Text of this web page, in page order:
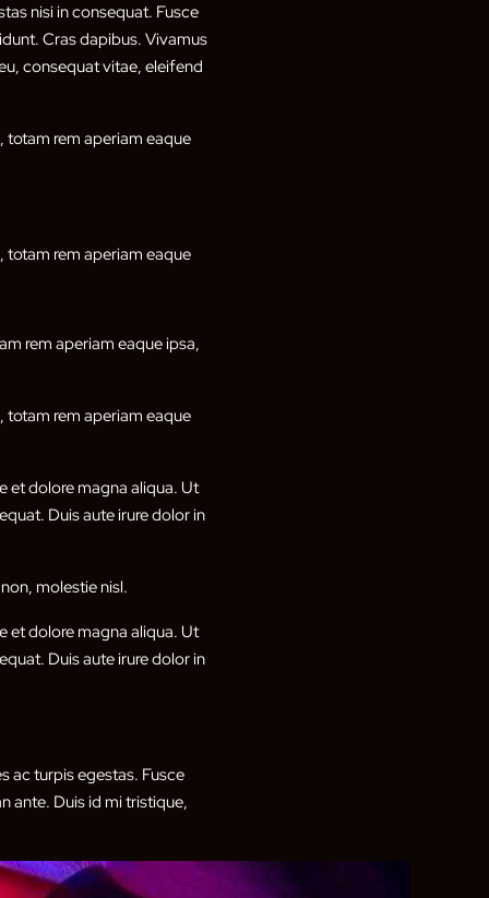
nisi in consequat. Fusce
Cras dapibus. Vivamus
consequat vitae, eleifend
totam rem aperiam eaque
totam rem aperiam eaque
rem aperiam eaque ipsa,
totam rem aperiam eaque
et dolore magna aliqua. Ut
Duis aute irure dolor in
molestie nisl.
et dolore magna aliqua. Ut
Duis aute irure dolor in
ac turpis egestas. Fusce
ante. Duis id mi tristique,